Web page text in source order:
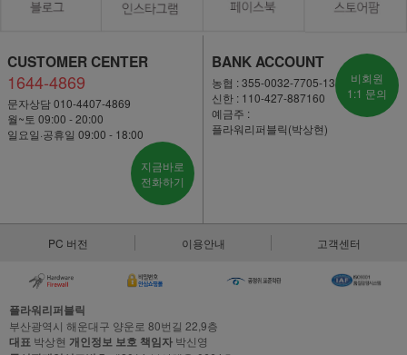
CUSTOMER CENTER
1644-4869
문자상담 010-4407-4869
월~토 09:00 - 20:00
일요일·공휴일 09:00 - 18:00
지금바로
전화하기
BANK ACCOUNT
농협 : 355-0032-7705-13
신한 : 110-427-887160
예금주 :
플라워리퍼블릭(박상현)
비회원
1:1 문의
PC 버전 이용안내 고객센터
플라워리퍼블릭
부산광역시 해운대구 양운로 80번길 22,9층
대표 박상현 개인정보 보호 책임자 박신영